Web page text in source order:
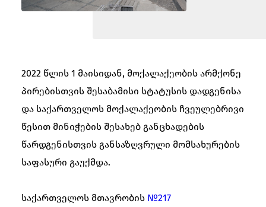
2022 წლის 1 მაისიდან, მოქალაქეობის არმქონე
პირებისთვის შესაბამისი სტატუსის დადგენისა
და საქართველოს მოქალაქეობის ჩვეულებრივი
წესით მინიჭების შესახებ განცხადების
წარდგენისთვის განსაზღვრული მომსახურების
საფასური გაუქმდა.
საქართველოს მთავრობის №217